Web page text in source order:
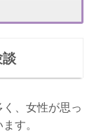
、女性が思っ
す。